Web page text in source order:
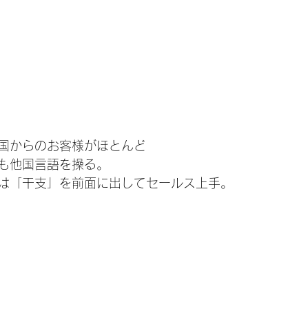
からのお客様がほとんど
他国言語を操る。
「干支」を前面に出してセールス上手。